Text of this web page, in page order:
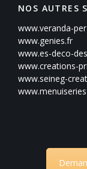
NOS AUTRES
www.veranda-
www.genies.fr
www.es-deco-
www.creations-
www.seineg-